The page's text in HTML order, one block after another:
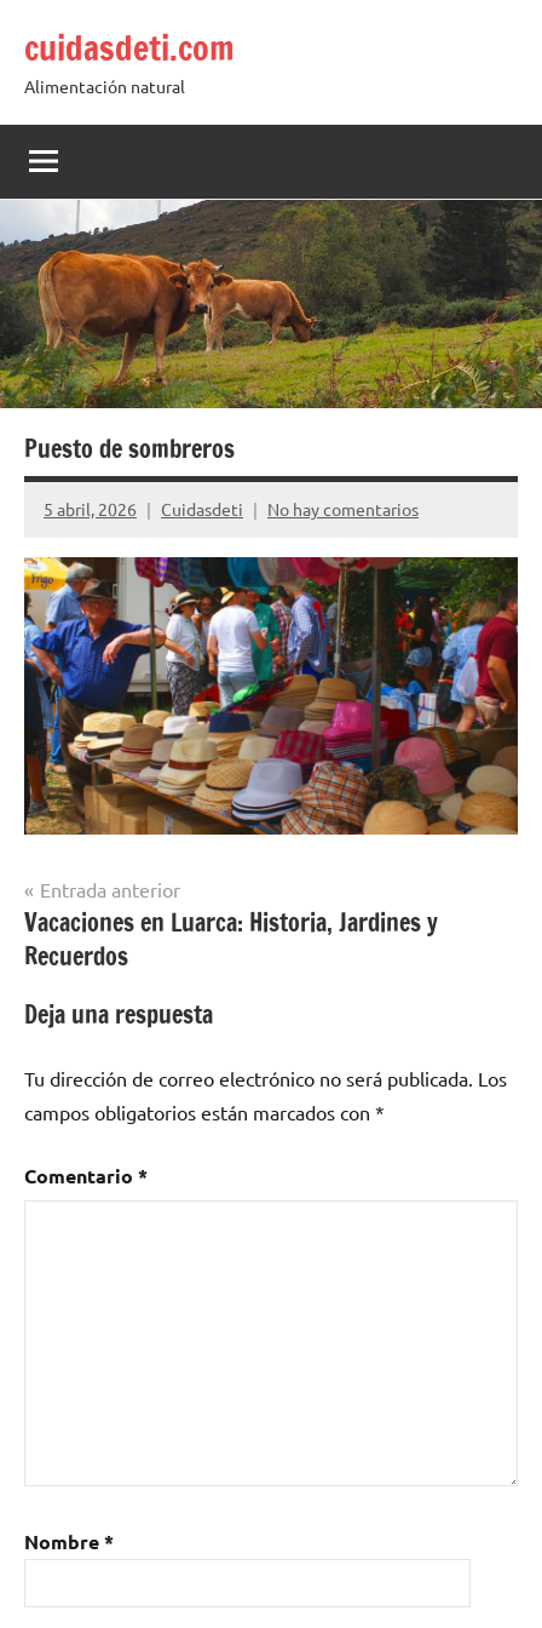
contenido
cuidasdeti.com
Alimentación natural
Puesto de sombreros
5 abril, 2026 Cuidasdeti No hay comentarios
Navegación
de
entradas
Entrada anterior
Vacaciones en Luarca: Historia, Jardines y
Recuerdos
Deja una respuesta
Tu dirección de correo electrónico no será publicada. Los
campos obligatorios están marcados con *
Comentario *
Nombre*